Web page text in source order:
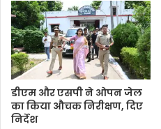
डीएम और एसपी ने ओपन जेल
का किया औचक निरीक्षण, दिए
निर्देश